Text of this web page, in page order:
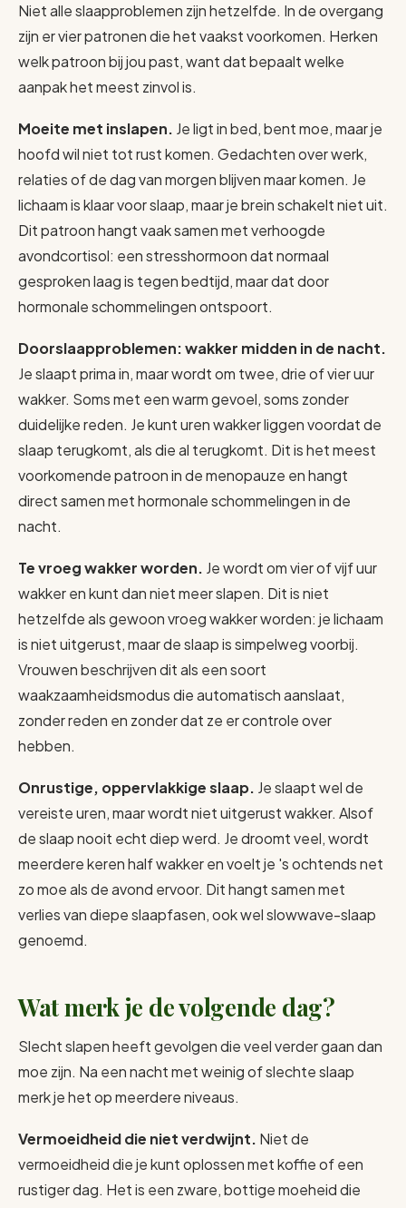
Niet alle slaapproblemen zijn hetzelfde. In de overgang
zijn er vier patronen die het vaakst voorkomen. Herken
welk patroon bij jou past, want dat bepaalt welke
aanpak het meest zinvol is.
Moeite met inslapen. Je ligt in bed, bent moe, maar je
hoofd wil niet tot rust komen. Gedachten over werk,
relaties of de dag van morgen blijven maar komen. Je
lichaam is klaar voor slaap, maar je brein schakelt niet uit.
Dit patroon hangt vaak samen met verhoogde
avondcortisol: een stresshormoon dat normaal
gesproken laag is tegen bedtijd, maar dat door
hormonale schommelingen ontspoort.
Doorslaapproblemen: wakker midden in de nacht.
Je slaapt prima in, maar wordt om twee, drie of vier uur
wakker. Soms met een warm gevoel, soms zonder
duidelijke reden. Je kunt uren wakker liggen voordat de
slaap terugkomt, als die al terugkomt. Dit is het meest
voorkomende patroon in de menopauze en hangt
direct samen met hormonale schommelingen in de
nacht.
Te vroeg wakker worden. Je wordt om vier of vijf uur
wakker en kunt dan niet meer slapen. Dit is niet
hetzelfde als gewoon vroeg wakker worden: je lichaam
is niet uitgerust, maar de slaap is simpelweg voorbij.
Vrouwen beschrijven dit als een soort
waakzaamheidsmodus die automatisch aanslaat,
zonder reden en zonder dat ze er controle over
hebben.
Onrustige, oppervlakkige slaap. Je slaapt wel de
vereiste uren, maar wordt niet uitgerust wakker. Alsof
de slaap nooit echt diep werd. Je droomt veel, wordt
meerdere keren half wakker en voelt je 's ochtends net
zo moe als de avond ervoor. Dit hangt samen met
verlies van diepe slaapfasen, ook wel slowwave-slaap
genoemd.
Wat merk je de volgende dag?
Slecht slapen heeft gevolgen die veel verder gaan dan
moe zijn. Na een nacht met weinig of slechte slaap
merk je het op meerdere niveaus.
Vermoeidheid die niet verdwijnt. Niet de
vermoeidheid die je kunt oplossen met koffie of een
rustiger dag. Het is een zware, bottige moeheid die